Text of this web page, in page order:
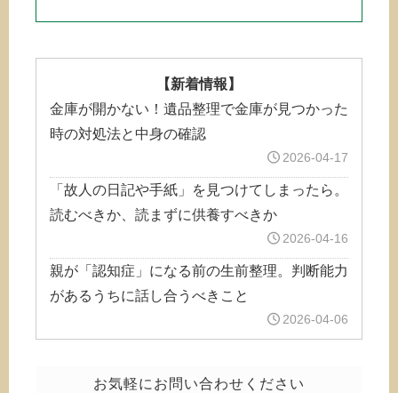
【新着情報】
金庫が開かない！遺品整理で金庫が見つかった
時の対処法と中身の確認
2026-04-17
「故人の日記や手紙」を見つけてしまったら。
読むべきか、読まずに供養すべきか
2026-04-16
親が「認知症」になる前の生前整理。判断能力
があるうちに話し合うべきこと
2026-04-06
お気軽にお問い合わせください